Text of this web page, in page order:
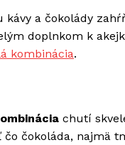
a čokolády
doplnkom k
kombinácia.
chutí
čokoláda, najmä